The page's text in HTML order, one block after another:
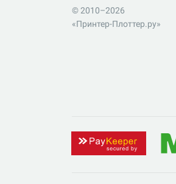
© 2010–2026
«Принтер-Плоттер.ру»